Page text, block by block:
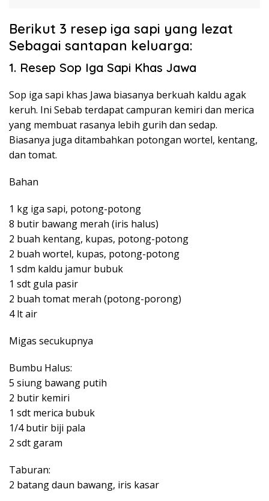
Berikut 3 resep iga sapi yang lezat
Sebagai santapan keluarga:
1. Resep Sop Iga Sapi Khas Jawa
Sop iga sapi khas Jawa biasanya berkuah kaldu agak
keruh. Ini Sebab terdapat campuran kemiri dan merica
yang membuat rasanya lebih gurih dan sedap.
Biasanya juga ditambahkan potongan wortel, kentang,
dan tomat.
Bahan
1 kg iga sapi, potong-potong
8 butir bawang merah (iris halus)
2 buah kentang, kupas, potong-potong
2 buah wortel, kupas, potong-potong
1 sdm kaldu jamur bubuk
1 sdt gula pasir
2 buah tomat merah (potong-porong)
4 lt air
Migas secukupnya
Bumbu Halus:
5 siung bawang putih
2 butir kemiri
1 sdt merica bubuk
1/4 butir biji pala
2 sdt garam
Taburan:
2 batang daun bawang, iris kasar